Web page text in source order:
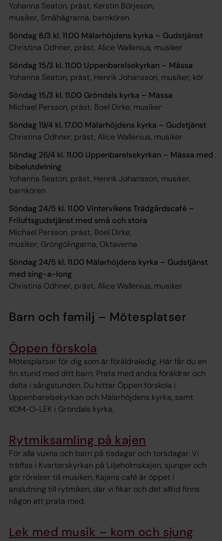
Yohanna Seaton, präst, Kerstin Börjeson,
musiker, Småhägrarna, barnkören
Söndag 8/3 kl. 11.00 Mälarhöjdens kyrka – Gudstjänst
Christina Odhner, präst, Alice Wallenius, musiker
Söndag 15/3 kl. 11.00 Uppenbarelsekyrkan – Mässa
Yohanna Seaton, präst, Henrik Johansson, musiker, kör
Söndag 15/3 kl. 11.00 Gröndals kyrka – Mässa
Michael Persson, präst, Boel Dirke, musiker
Söndag 19/4 kl. 17.00 Mälarhöjdens kyrka – Gudstjänst
Christina Odhner, präst, Alice Wallenius, musiker
Söndag 26/4 kl. 11.00 Uppenbarelsekyrkan – Mässa med
bibelutdelning
Yohanna Seaton, präst, Henrik Johansson, musiker,
barnkören
Söndag 24/5 kl. 11.00 Vintervikens Trädgårdscafé –
Friluftsgudstjänst med små och stora
Michael Persson, präst, Boel Dirke,
musiker, Gröngölingarna, Oktaverna
Söndag 24/5 kl. 11.00 Mälarhöjdens kyrka – Gudstjänst
med sing-a-long
Christina Odhner, präst, Alice Wallenius, musiker
Barn och familj – Mötesplatser
Öppen förskola
Mötesplatser för dig som är föräldraledig. Här får du en
fin stund med ditt barn. Prata med andra föräldrar och
delta i sångstunden. Du hittar Öppen förskola i
Uppenbarelsekyrkan och Mälarhöjdens kyrka, samt
KOM-O-LEK i Gröndals kyrka.
Rytmiksamling på kajen
För alla vuxna och barn på tisdagar och torsdagar. Vi
träffas i Kvarterskyrkan på Liljeholmskajen, sjunger och
gör rörelser till musiken. Kajens café är öppet i
anslutning till rytmiken, där vi fikar och det alltid finns
någon att prata med.
Lek med musik – kom och sjung